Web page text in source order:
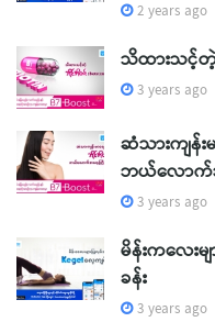
2 years ago
သိထားသင့်တဲ့
3 years ago
ဆံသားကျန်
ဘယ်လောက်
3 years ago
မိန်းကလေးမ
ခန်း
3 years ago